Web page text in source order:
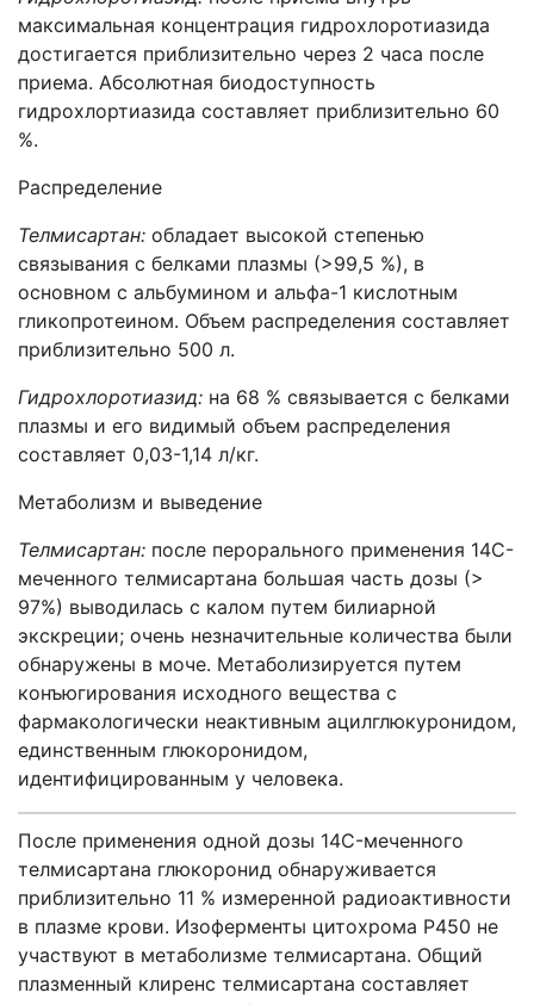
максимальная концентрация гидрохлоротиазида
достигается приблизительно через 2 часа после
приема. Абсолютная биодоступность
гидрохлортиазида составляет приблизительно 60
%.
Распределение
Телмисартан: обладает высокой степенью
связывания с белками плазмы (>99,5 %), в
основном с альбумином и альфа-1 кислотным
гликопротеином. Объем распределения составляет
приблизительно 500 л.
Гидрохлоротиазид: на 68 % связывается с белками
плазмы и его видимый объем распределения
составляет 0,03-1,14 л/кг.
Метаболизм и выведение
Телмисартан: после перорального применения 14C-
меченного телмисартана большая часть дозы (>
97%) выводилась с калом путем билиарной
экскреции; очень незначительные количества были
обнаружены в моче. Метаболизируется путем
конъюгирования исходного вещества с
фармакологически неактивным ацилглюкуронидом,
единственным глюкоронидом,
идентифицированным у человека.
После применения одной дозы 14C-меченного
телмисартана глюкоронид обнаруживается
приблизительно 11 % измеренной радиоактивности
в плазме крови. Изоферменты цитохрома Р450 не
участвуют в метаболизме телмисартана. Общий
плазменный клиренс телмисартана составляет